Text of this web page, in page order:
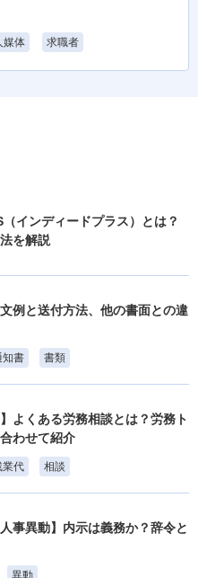
媒体 求職者
インディードプラス）とは？
を解説
例と送付方法、他の書面との違
知書 書類
】よくある労務相談とは？労務ト
わせて紹介
業代 相談
事異動】内示は義務か？辞令と